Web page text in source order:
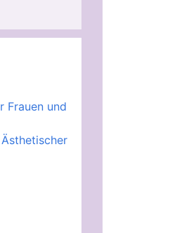
Frauen und